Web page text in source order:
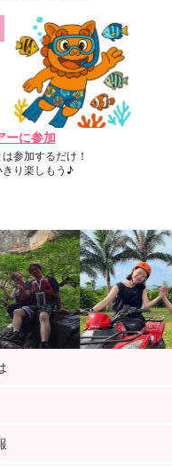
ーに参加
参加するだけ！
きり楽しもう♪